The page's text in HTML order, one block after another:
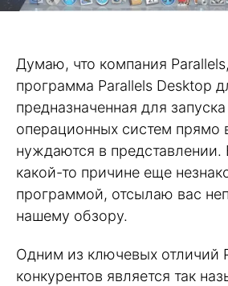
Думаю, что компания
программа Parallels Desktop
предназначенная для
операционных систем прямо
нуждаются в
какой-то причине еще
программой, отсылаю вас
нашему обзору.
Одним из ключевых отличий
конкурентов является так